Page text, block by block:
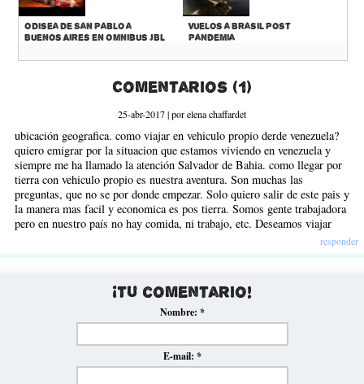
Odisea de San Pablo a
Buenos Aires en Omnibus JBL
Vuelos a Brasil Post
Pandemia
Comentarios (1)
25-abr-2017 | por elena chaffardet
ubicación geografica. como viajar en vehiculo propio derde venezuela?
quiero emigrar por la situacion que estamos viviendo en venezuela y
siempre me ha llamado la atención Salvador de Bahia. como llegar por
tierra con vehiculo propio es nuestra aventura. Son muchas las
preguntas, que no se por donde empezar. Solo quiero salir de este pais y
la manera mas facil y economica es pos tierra. Somos gente trabajadora
pero en nuestro país no hay comida, ni trabajo, etc. Deseamos viajar
responder
¡Tu comentario!
Nombre: *
E-mail: *